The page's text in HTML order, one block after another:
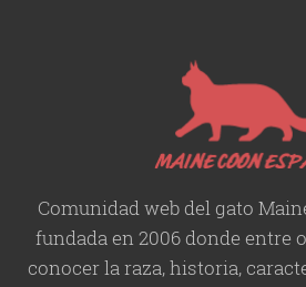
Comunidad web del gato
fundada en 2006 donde entre
conocer la raza, historia,